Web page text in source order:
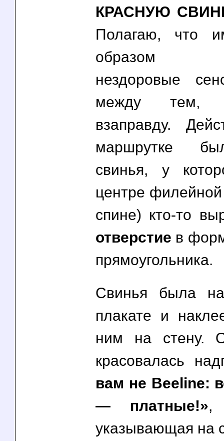
КРАСНУЮ
Полагаю, что
образом
нездоровые
между тем,
взаправду.
маршрутке
свинья, у
центре филейной
спине) кто-то
отверстие в
прямоугольника.
Свинья была
плакате и
ним на стену.
красовалась
вам не Beeline:
— платные!»,
указывающая на